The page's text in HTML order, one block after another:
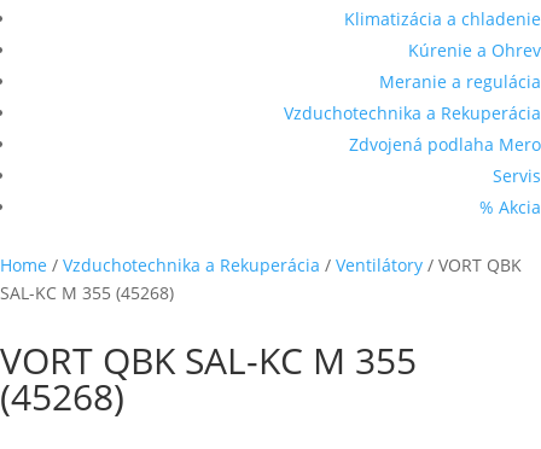
Klimatizácia a chladenie
Kúrenie a Ohrev
Meranie a regulácia
Vzduchotechnika a Rekuperácia
Zdvojená podlaha Mero
Servis
% Akcia
Home / Vzduchotechnika a Rekuperácia / Ventilátory / VORT QBK
SAL-KC M 355 (45268)
VORT QBK SAL-KC M 355
(45268)